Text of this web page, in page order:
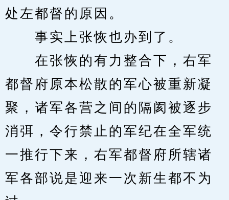
处左都督的原因。
事实上张恢也办到了。
在张恢的有力整合下，右军
都督府原本松散的军心被重新凝
聚，诸军各营之间的隔阂被逐步
消弭，令行禁止的军纪在全军统
一推行下来，右军都督府所辖诸
军各部说是迎来一次新生都不为